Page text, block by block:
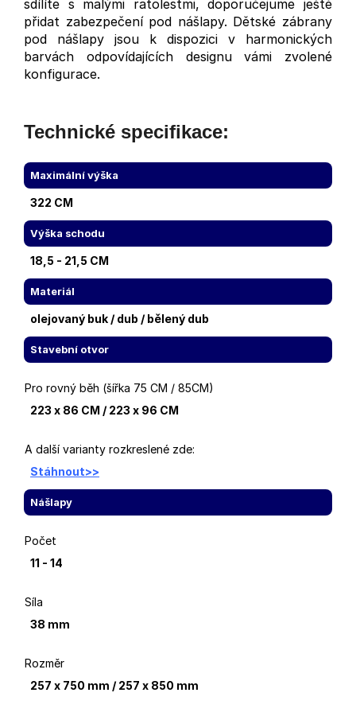
sdílíte s malými ratolestmi, doporučejume ještě
přidat zabezpečení pod nášlapy. Dětské zábrany
pod nášlapy jsou k dispozici v harmonických
barvách odpovídajících designu vámi zvolené
konfigurace.
Technické specifikace:
Maximální výška
322 CM
Výška schodu
18,5 - 21,5 CM
Materiál
olejovaný buk / dub / bělený dub
Stavební otvor
Pro rovný běh (šířka 75 CM / 85CM)
223 x 86 CM / 223 x 96 CM
A další varianty rozkreslené zde:
Stáhnout>>
Nášlapy
Počet
11 - 14
Síla
38 mm
Rozměr
257 x 750 mm / 257 x 850 mm